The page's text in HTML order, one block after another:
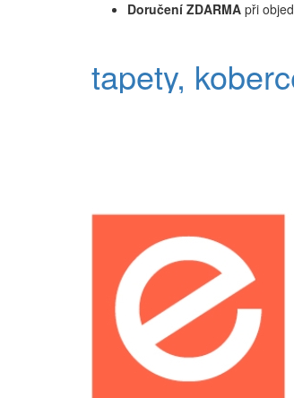
Doručení ZDARMA při
tapety,